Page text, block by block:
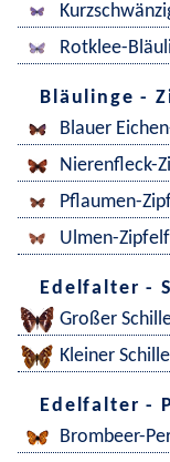
Rotklee-
Bläulinge -
Blauer
Nierenfleck-
Pflaumen-
Ulmen-
Edelfalter -
Großer
Kleiner
Edelfalter -
Brombeer-